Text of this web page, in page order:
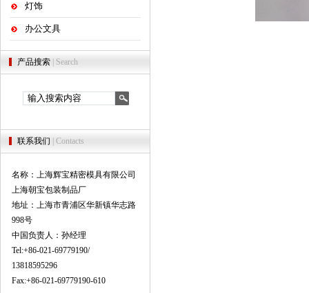
灯饰
办公文具
产品搜索 | Search
联系我们 | Contacts
名称：上海辉宝精密模具有限公司
上海朝宝包装制品厂
地址：上海市青浦区华新镇华志路
998号
中国负责人：孙经理
Tel:+86-021-69779190/
13818595296
Fax:+86-021-69779190-610